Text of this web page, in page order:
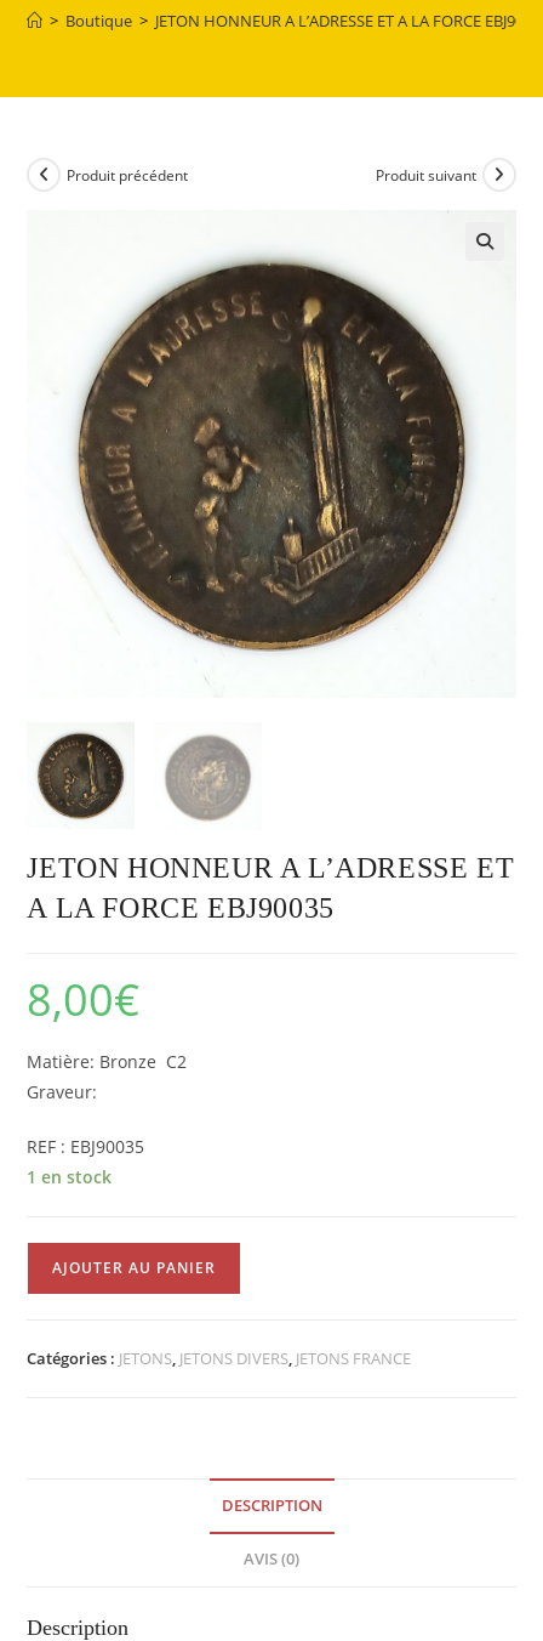
> Boutique > JETON HONNEUR A L’ADRESSE ET A LA FORCE
Produit précédent Produit suivant
JETON HONNEUR A L’ADRESSE ET
A LA FORCE EBJ90035
8,00€
Matière: Bronze C2
Graveur:
REF : EBJ90035
1 en stock
AJOUTER AU PANIER
Catégories : JETONS JETONS DIVERS JETONS FRANCE
DESCRIPTION
AVIS (0)
Description